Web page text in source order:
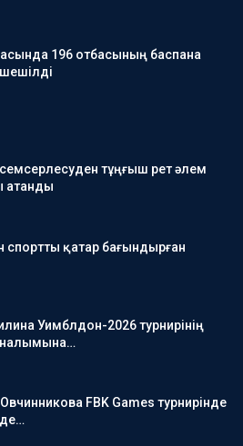
196 отбасының баспана
семсерлесуден тұңғыш рет әлем
атанды
спортты қатар бағындырған
Уимблдон-2026 турнирінің
FBK Games турнирінде